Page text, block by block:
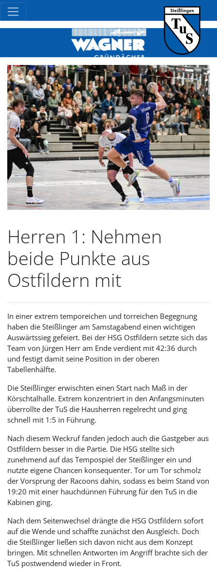
Herren 1: Nehmen
beide Punkte aus
Ostfildern mit
In einer extrem temporeichen und torreichen Begegnung
haben die Steißlinger am Samstagabend einen wichtigen
Auswärtssieg gefeiert. Bei der HSG Ostfildern setzte sich das
Team von Jürgen Herr am Ende verdient mit 42:36 durch
und festigt damit seine Position in der oberen
Tabellenhälfte.
Die Steißlinger erwischten einen Start nach Maß in der
Körschtalhalle. Extrem konzentriert in den Anfangsminuten
überrollte der TuS die Hausherren regelrecht und ging
schnell mit 1:5 in Führung.
Nach diesem Weckruf fanden jedoch auch die Gastgeber aus
Ostfildern besser in die Partie. Die HSG stellte sich
zunehmend auf das Tempospiel der Steißlinger ein und
nutzte eigene Chancen konsequenter. Tor um Tor schmolz
der Vorsprung der Racoons dahin, sodass es beim Stand von
19:20 mit einer hauchdünnen Führung für den TuS in die
Kabinen ging.
Nach dem Seitenwechsel drängte die HSG Ostfildern sofort
auf die Wende und schaffte zunächst den Ausgleich. Doch
die Steißlinger ließen sich davon nicht aus dem Konzept
bringen. Mit schnellen Antworten im Angriff brachte sich der
TuS postwendend wieder in Front.